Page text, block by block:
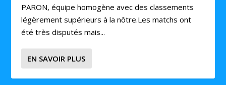
PARON, équipe homogène avec des classements
légèrement supérieurs à la nôtre.Les matchs ont
été très disputés mais...
EN SAVOIR PLUS